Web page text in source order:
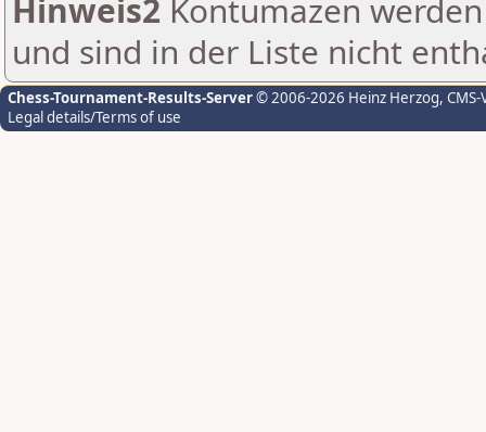
Hinweis2 Kontumazen
und sind in der Liste nicht
Chess-Tournament-Results-Server© 2006-2026 Heinz Herzog,
Legal details/Terms of use